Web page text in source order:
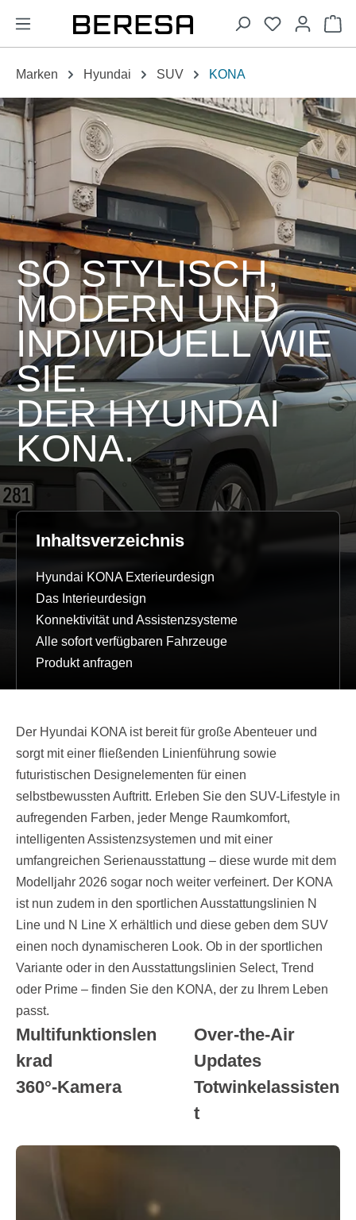
springen
Marken Hyundai SUV KONA
SO STYLISCH,
MODERN UND
INDIVIDUELL WIE
SIE.
DER HYUNDAI
KONA.
Inhaltsverzeichnis
Hyundai KONA Exterieurdesign
Das Interieurdesign
Konnektivität und Assistenzsysteme
Alle sofort verfügbaren Fahrzeuge
Produkt anfragen
Der Hyundai KONA ist bereit für große Abenteuer und
sorgt mit einer fließenden Linienführung sowie
futuristischen Designelementen für einen
selbstbewussten Auftritt. Erleben Sie den SUV-Lifestyle in
aufregenden Farben, jeder Menge Raumkomfort,
intelligenten Assistenzsystemen und mit einer
umfangreichen Serienausstattung – diese wurde mit dem
Modelljahr 2026 sogar noch weiter verfeinert. Der KONA
ist nun zudem in den sportlichen Ausstattungslinien N
Line und N Line X erhältlich und diese geben dem SUV
einen noch dynamischeren Look. Ob in der sportlichen
Variante oder in den Ausstattungslinien Select, Trend
oder Prime – finden Sie den KONA, der zu Ihrem Leben
passt.
Multifunktionslen
krad
Over-the-Air
Updates
360°-Kamera
Totwinkelassisten
t